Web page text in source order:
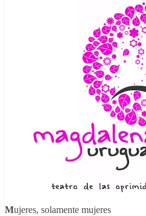
Mujeres, solamente mujeres